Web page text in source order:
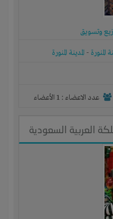
وتسويق
المنورة - المدينة المنورة
عدد الاعضاء : 1 الأعضاء
العربية السعودية